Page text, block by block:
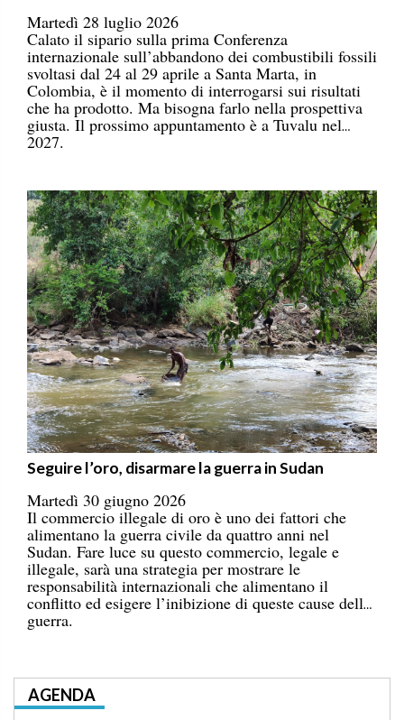
Martedì 28 luglio 2026
Calato il sipario sulla prima Conferenza
internazionale sull’abbandono dei combustibili fossili
svoltasi dal 24 al 29 aprile a Santa Marta, in
Colombia, è il momento di interrogarsi sui risultati
che ha prodotto. Ma bisogna farlo nella prospettiva
giusta. Il prossimo appuntamento è a Tuvalu nel
2027.
Seguire l’oro, disarmare la guerra in Sudan
Martedì 30 giugno 2026
Il commercio illegale di oro è uno dei fattori che
alimentano la guerra civile da quattro anni nel
Sudan. Fare luce su questo commercio, legale e
illegale, sarà una strategia per mostrare le
responsabilità internazionali che alimentano il
conflitto ed esigere l’inibizione di queste cause della
guerra.
AGENDA